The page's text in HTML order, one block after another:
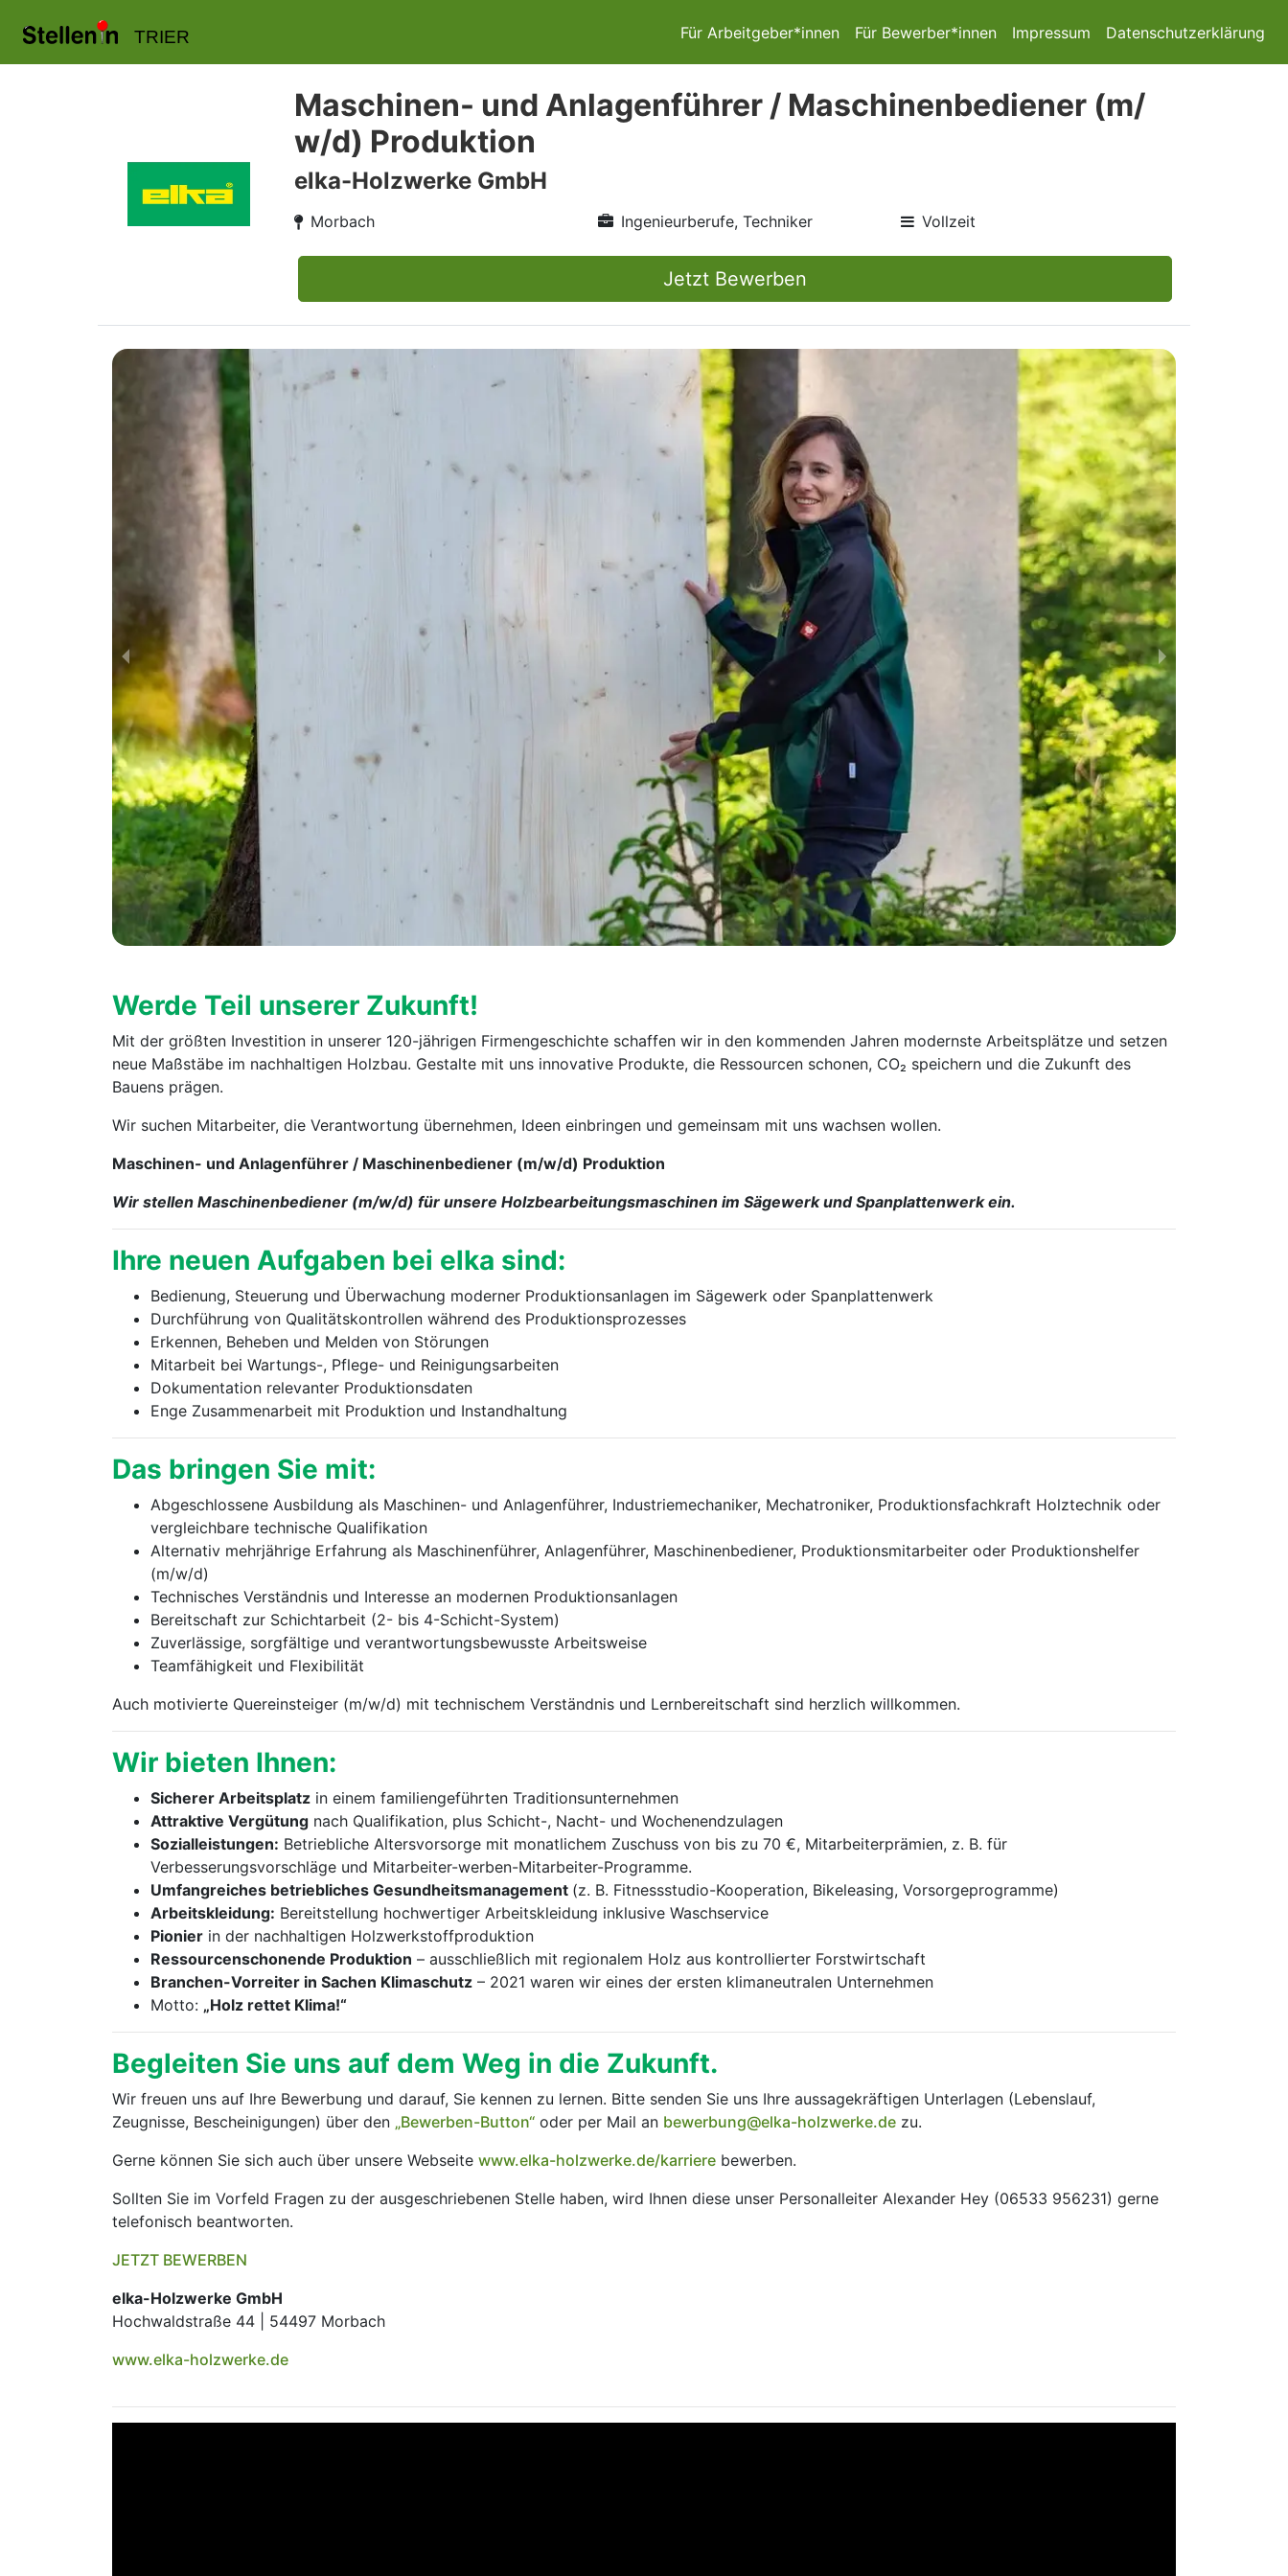
TRIER Für Arbeitgeber*innen Für Bewerber*innen Impressum Datenschutzerklärung
Maschinen- und Anlagenführer / Maschinenbediener (m/
w/d) Produktion
elka-Holzwerke GmbH
Morbach Ingenieurberufe, Techniker Vollzeit
Jetzt Bewerben
Werde Teil unserer Zukunft!
Mit der größten Investition in unserer 120-jährigen Firmengeschichte schaffen wir in den kommenden Jahren modernste Arbeitsplätze und setzen
neue Maßstäbe im nachhaltigen Holzbau. Gestalte mit uns innovative Produkte, die Ressourcen schonen, CO₂ speichern und die Zukunft des
Bauens prägen.
Wir suchen Mitarbeiter, die Verantwortung übernehmen, Ideen einbringen und gemeinsam mit uns wachsen wollen.
Maschinen- und Anlagenführer / Maschinenbediener (m⁠/⁠w⁠/⁠d) Produktion
Wir stellen Maschinenbediener (m⁠/⁠w⁠/⁠d) für unsere Holzbearbeitungsmaschinen im Sägewerk und Spanplattenwerk ein.
Ihre neuen Aufgaben bei elka sind:
Bedienung, Steuerung und Überwachung moderner Produktionsanlagen im Sägewerk oder Spanplattenwerk
Durchführung von Qualitätskontrollen während des Produktionsprozesses
Erkennen, Beheben und Melden von Störungen
Mitarbeit bei Wartungs-, Pflege- und Reinigungsarbeiten
Dokumentation relevanter Produktionsdaten
Enge Zusammenarbeit mit Produktion und Instandhaltung
Das bringen Sie mit:
Abgeschlossene Ausbildung als Maschinen- und Anlagenführer, Industriemechaniker, Mechatroniker, Produktionsfachkraft Holztechnik oder
vergleichbare technische Qualifikation
Alternativ mehrjährige Erfahrung als Maschinenführer, Anlagenführer, Maschinenbediener, Produktionsmitarbeiter oder Produktionshelfer
(m⁠/⁠w⁠/⁠d)
Technisches Verständnis und Interesse an modernen Produktionsanlagen
Bereitschaft zur Schichtarbeit (2- bis 4-Schicht-System)
Zuverlässige, sorgfältige und verantwortungsbewusste Arbeitsweise
Teamfähigkeit und Flexibilität
Auch motivierte Quereinsteiger (m⁠/⁠w⁠/⁠d) mit technischem Verständnis und Lernbereitschaft sind herzlich willkommen.
Wir bieten Ihnen:
Sicherer Arbeitsplatz in einem familiengeführten Traditionsunternehmen
Attraktive Vergütung nach Qualifikation, plus Schicht-, Nacht- und Wochenendzulagen
Sozialleistungen: Betriebliche Altersvorsorge mit monatlichem Zuschuss von bis zu 70 €, Mitarbeiterprämien, z. B. für
Verbesserungsvorschläge und Mitarbeiter-werben-Mitarbeiter-Programme.
Umfangreiches betriebliches Gesundheitsmanagement (z. B. Fitnessstudio-Kooperation, Bikeleasing, Vorsorgeprogramme)
Arbeitskleidung: Bereitstellung hochwertiger Arbeitskleidung inklusive Waschservice
Pionier in der nachhaltigen Holzwerkstoffproduktion
Ressourcenschonende Produktion – ausschließlich mit regionalem Holz aus kontrollierter Forstwirtschaft
Branchen-Vorreiter in Sachen Klimaschutz – 2021 waren wir eines der ersten klimaneutralen Unternehmen
Motto: „Holz rettet Klima!“
Begleiten Sie uns auf dem Weg in die Zukunft.
Wir freuen uns auf Ihre Bewerbung und darauf, Sie kennen zu lernen. Bitte senden Sie uns Ihre aussagekräftigen Unterlagen (Lebenslauf,
Zeugnisse, Bescheinigungen) über den „Bewerben-Button“ oder per Mail an bewerbung@elka-holzwerke.de zu.
Gerne können Sie sich auch über unsere Webseite www.elka-holzwerke.de/karriere bewerben.
Sollten Sie im Vorfeld Fragen zu der ausgeschriebenen Stelle haben, wird Ihnen diese unser Personalleiter Alexander Hey (06533 956231) gerne
telefonisch beantworten.
JETZT BEWERBEN
elka-Holzwerke GmbH
Hochwaldstraße 44 | 54497 Morbach
www.elka-holzwerke.de